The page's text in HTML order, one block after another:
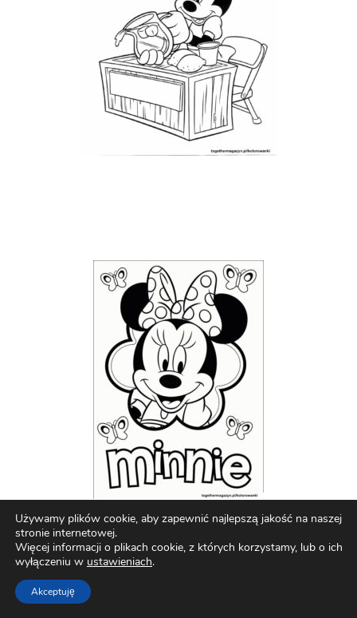
Używamy plików cookie, aby zapewnić najlepszą jakość na naszej
stronie internetowej.
Więcej informacji o plikach cookie, z których korzystamy, lub o ich
wyłączeniu w ustawieniach.
Akceptuję